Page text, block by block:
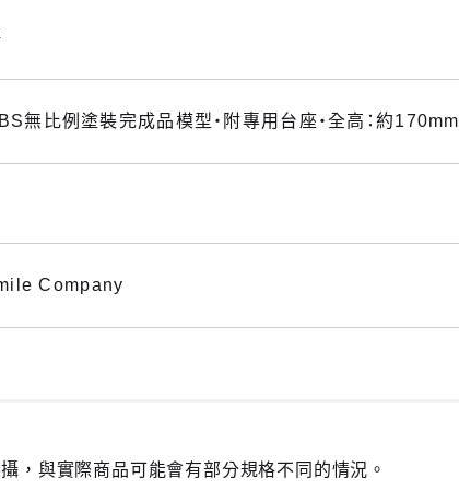
無比例塗裝完成品模型・附專用台座・全高：約170mm
Company
，與實際商品可能會有部分規格不同的情況。